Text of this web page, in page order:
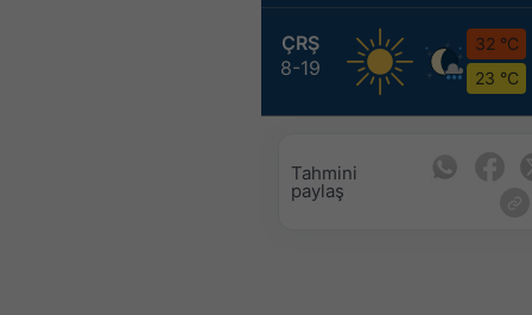
ÇRŞ
8-19
32 °C
23 °C
Tahmini
paylaş